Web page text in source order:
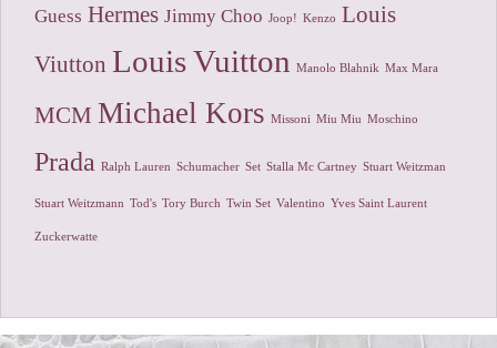
Guess Hermes Jimmy Choo Joop! Kenzo Louis
Viutton Louis Vuitton Manolo Blahnik Max Mara
MCM Michael Kors Missoni Miu Miu Moschino
Prada Ralph Lauren Schumacher Set Stalla Mc Cartney Stuart Weitzman
Stuart Weitzmann Tod's Tory Burch Twin Set Valentino Yves Saint Laurent
Zuckerwatte